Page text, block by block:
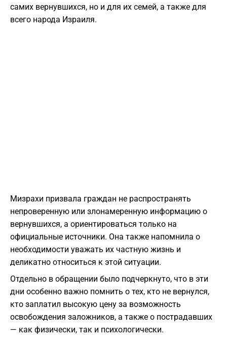
самих вернувшихся, но и для их семей, а также для
всего народа Израиля.
Мизрахи призвала граждан не распространять
непроверенную или злонамеренную информацию о
вернувшихся, а ориентироваться только на
официальные источники. Она также напомнила о
необходимости уважать их частную жизнь и
деликатно относиться к этой ситуации.
Отдельно в обращении было подчеркнуто, что в эти
дни особенно важно помнить о тех, кто не вернулся,
кто заплатил высокую цену за возможность
освобождения заложников, а также о пострадавших
— как физически, так и психологически.